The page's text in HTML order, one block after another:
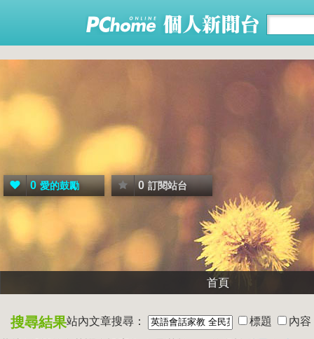
0 愛的鼓勵 0 訂閱站台
首頁
搜尋結果站內文章搜尋： 標題
內容